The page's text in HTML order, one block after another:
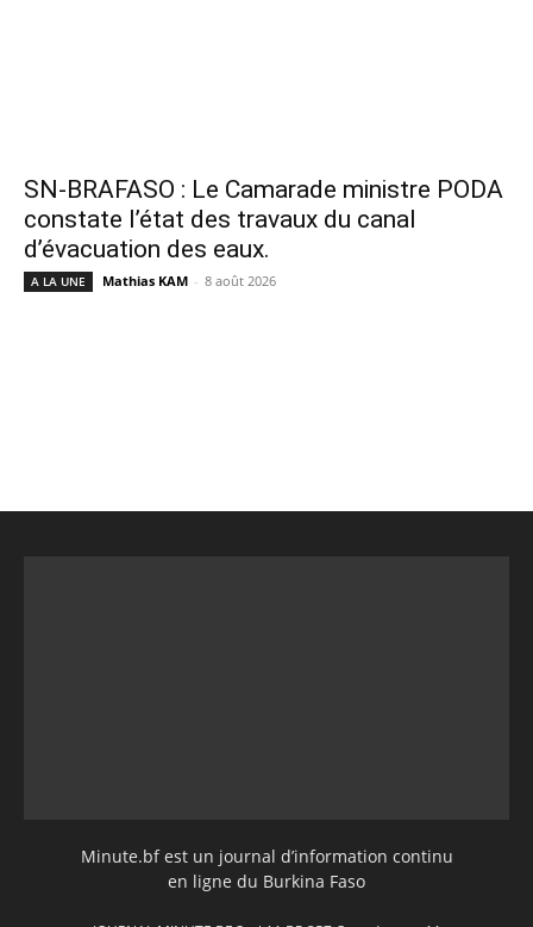
SN-BRAFASO : Le Camarade ministre PODA
constate l’état des travaux du canal
d’évacuation des eaux.
A LA UNE Mathias KAM - 8 août 2026
Minute.bf est un journal d’information continu
en ligne du Burkina Faso